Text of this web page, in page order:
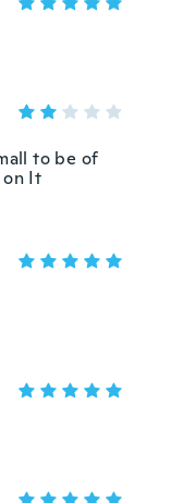
to be of
on It